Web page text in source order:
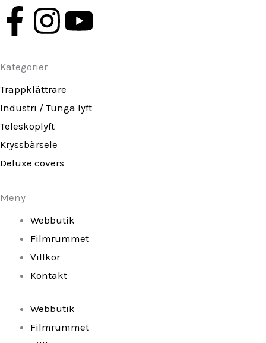
F
c
e
b
o
o
k
-
f
I
s
t
a
g
a
m
Y
t
Kategorier
Trappklättrare
Industri / Tunga lyft
Teleskoplyft
Kryssbärsele
Deluxe covers
Meny
Webbutik
Filmrummet
Villkor
Kontakt
Webbutik
Filmrummet